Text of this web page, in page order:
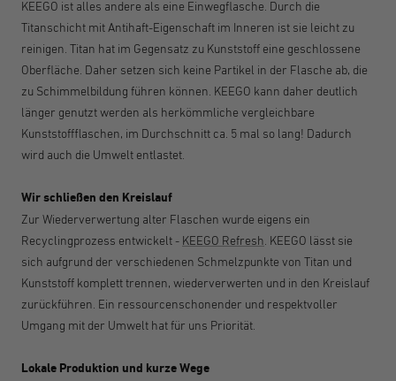
KEEGO ist alles andere als eine Einwegflasche. Durch die
Titanschicht mit Antihaft-Eigenschaft im Inneren ist sie leicht zu
reinigen. Titan hat im Gegensatz zu Kunststoff eine geschlossene
Oberfläche. Daher setzen sich keine Partikel in der Flasche ab, die
zu Schimmelbildung führen können. KEEGO kann daher deutlich
länger genutzt werden als herkömmliche vergleichbare
Kunststoffflaschen, im Durchschnitt ca. 5 mal so lang! Dadurch
wird auch die Umwelt entlastet.
Wir schließen den Kreislauf
Zur Wiederverwertung alter Flaschen wurde eigens ein
Recyclingprozess entwickelt - KEEGO Refresh . KEEGO lässt sie
sich aufgrund der verschiedenen Schmelzpunkte von Titan und
Kunststoff komplett trennen, wiederverwerten und in den Kreislauf
zurückführen. Ein ressourcenschonender und respektvoller
Umgang mit der Umwelt hat für uns Priorität.
Lokale Produktion und kurze Wege